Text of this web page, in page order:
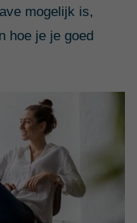
mogelijk is,
hoe je je goed